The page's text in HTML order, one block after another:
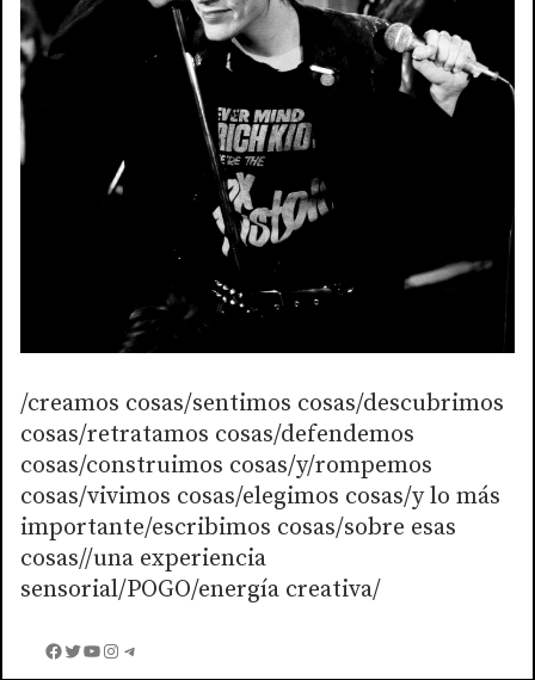
/creamos cosas/sentimos cosas/descubrimos
cosas/retratamos cosas/defendemos
cosas/construimos cosas/y/rompemos
cosas/vivimos cosas/elegimos cosas/y lo más
importante/escribimos cosas/sobre esas
cosas//una experiencia
sensorial/POGO/energía creativa/
Facebook
Twitter
YouTube
Instagram
Telegram